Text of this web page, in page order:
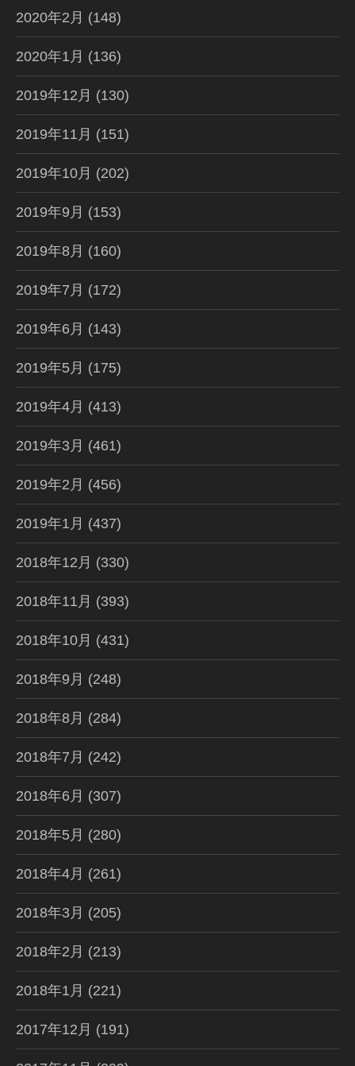
2020年2月 (148)
2020年1月 (136)
2019年12月 (130)
2019年11月 (151)
2019年10月 (202)
2019年9月 (153)
2019年8月 (160)
2019年7月 (172)
2019年6月 (143)
2019年5月 (175)
2019年4月 (413)
2019年3月 (461)
2019年2月 (456)
2019年1月 (437)
2018年12月 (330)
2018年11月 (393)
2018年10月 (431)
2018年9月 (248)
2018年8月 (284)
2018年7月 (242)
2018年6月 (307)
2018年5月 (280)
2018年4月 (261)
2018年3月 (205)
2018年2月 (213)
2018年1月 (221)
2017年12月 (191)